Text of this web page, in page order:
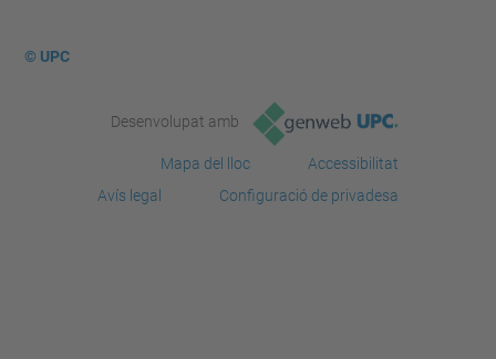
© UPC
Desenvolupat amb
Mapa del lloc
Accessibilitat
Avís legal
Configuració de privadesa